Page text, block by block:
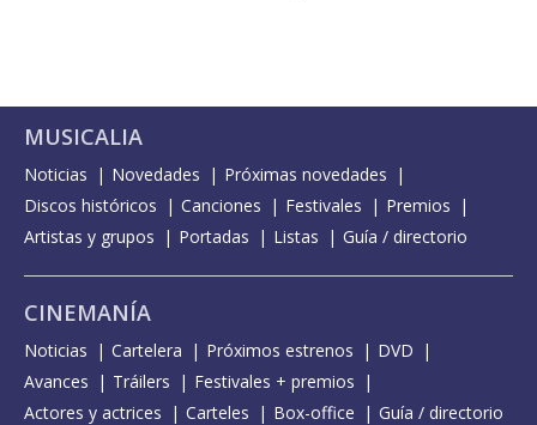
MUSICALIA
Noticias Novedades
Próximas novedades
Discos históricos
Canciones Festivales
Premios
Artistas y grupos
Portadas Listas Guía / directorio
CINEMANÍA
Noticias Cartelera Próximos estrenos
DVD
Avances
Tráilers
Festivales + premios
Actores y actrices
Carteles Box-office Guía / directorio